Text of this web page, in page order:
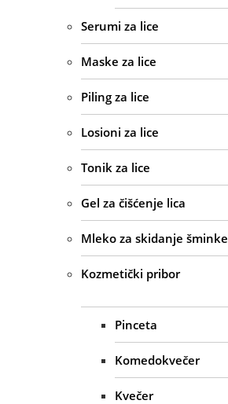
Serumi za lice
Maske za lice
Piling za lice
Losioni za lice
Tonik za lice
Gel za čišćenje lica
Mleko za skidanje šminke
Kozmetički pribor
Pinceta
Komedokvečer
Kvečer